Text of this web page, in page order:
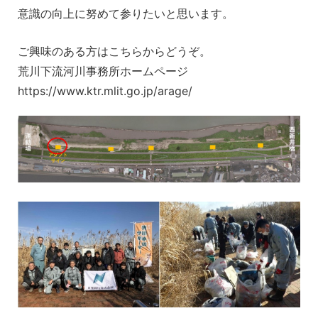
意識の向上に努めて参りたいと思います。
ご興味のある方はこちらからどうぞ。
荒川下流河川事務所ホームページ
https://www.ktr.mlit.go.jp/arage/